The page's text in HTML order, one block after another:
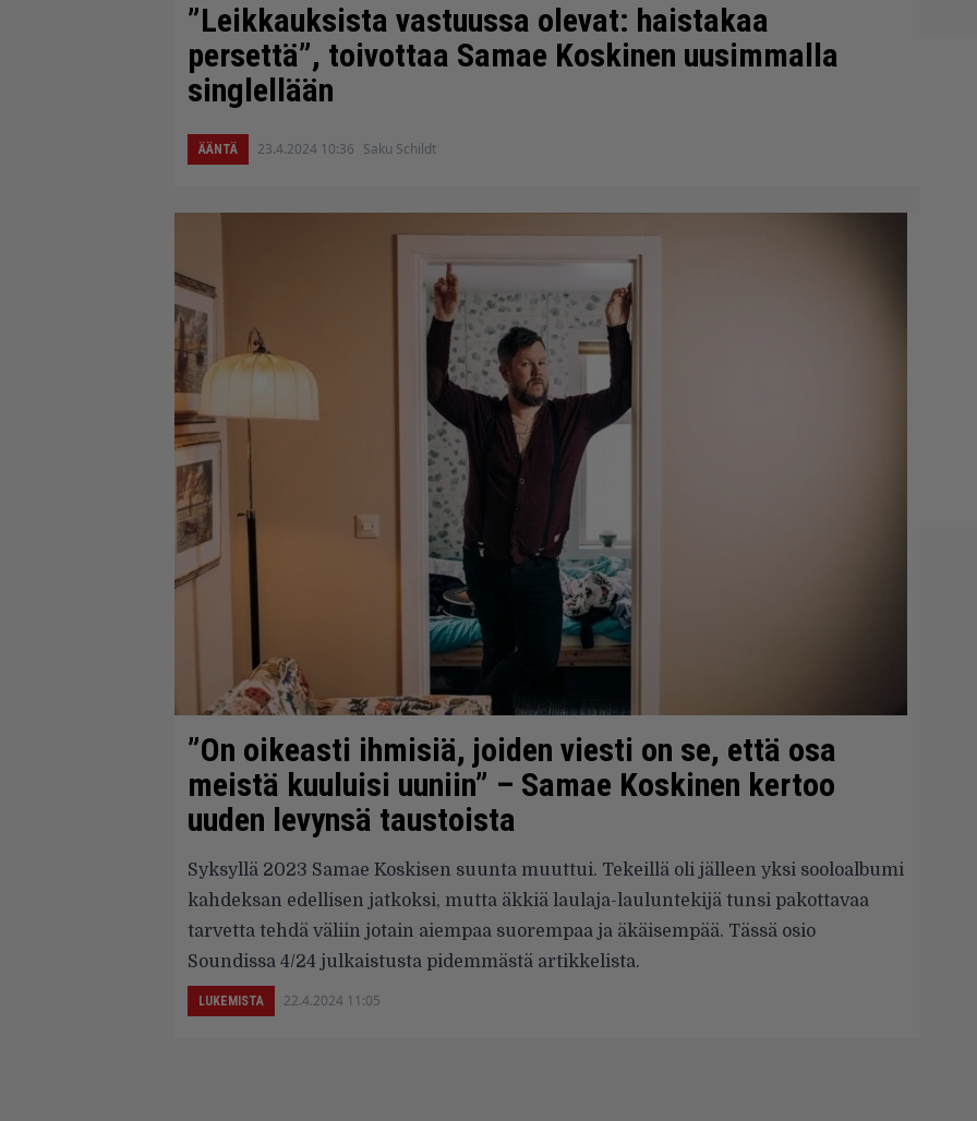
”Leikkauksista vastuussa olevat: haistakaa
persettä”, toivottaa Samae Koskinen uusimmalla
singlellään
ÄÄNTÄ 23.4.2024 10:36 Saku Schildt
”On oikeasti ihmisiä, joiden viesti on se, että osa
meistä kuuluisi uuniin” – Samae Koskinen kertoo
uuden levynsä taustoista
Syksyllä 2023 Samae Koskisen suunta muuttui. Tekeillä oli jälleen yksi sooloalbumi
kahdeksan edellisen jatkoksi, mutta äkkiä laulaja-lauluntekijä tunsi pakottavaa
tarvetta tehdä väliin jotain aiempaa suorempaa ja äkäisempää. Tässä osio
Soundissa 4/24 julkaistusta pidemmästä artikkelista.
LUKEMISTA 22.4.2024 11:05